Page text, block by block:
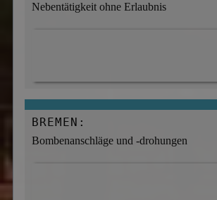
Nebentätigkeit ohne Erlaubnis
BREMEN:
Bombenanschläge und -drohungen